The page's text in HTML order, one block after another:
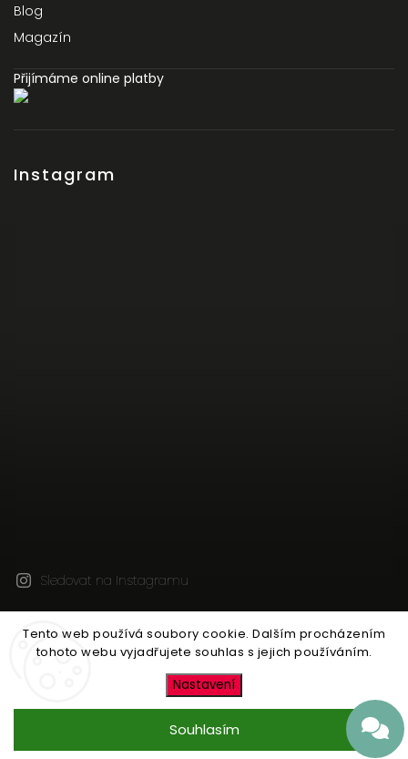
Tento web používá soubory cookie. Dalším procházením
tohoto webu vyjadřujete souhlas s jejich používáním.
Nastavení
Souhlasím
Blog
Magazín
Přijímáme online platby
Instagram
Sledovat na Instagramu
Copyright 2026Jen tak z lásky. Všechna práva
vyhrazena.
Upravit nastavení cookies